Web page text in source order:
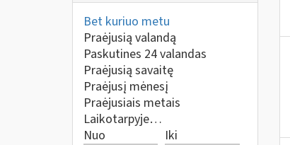
Bet kuriuo metu
Praėjusią valandą
Paskutines 24 valandas
Praėjusią savaitę
Praėjusį mėnesį
Praėjusiais metais
Laikotarpyje…
Nuo
Iki